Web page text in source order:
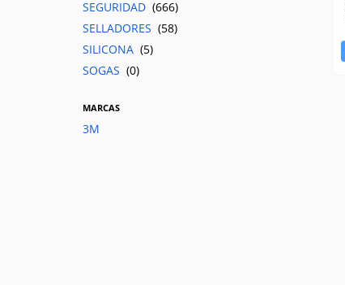
SEGURIDAD (666)
SELLADORES (58)
SILICONA (5)
SOGAS (0)
MARCAS
3M